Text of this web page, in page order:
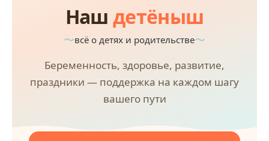
Наш детёныш
всё о детях и родительстве
Беременность, здоровье, развитие,
праздники — поддержка на каждом шагу
вашего пути